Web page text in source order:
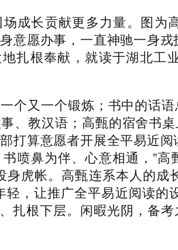
长贡献更多力量。图为
意愿办事，一直神驰一身
扎根奉献，就读于湖北
又一个锻炼；书中的话语
、教汉语；高甄的宿舍书
打算意愿者开展全平易近
喷鼻为伴、心意相通，”
身虎帐。高甄连系本人的
轻，让推广全平易近阅读
扎根下层。闲暇光阴，备